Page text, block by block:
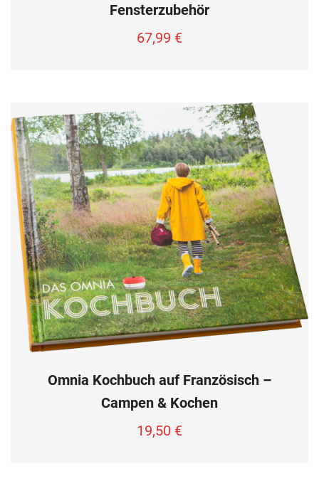
Fensterzubehör
67,99 €
Omnia Kochbuch auf Französisch –
Campen & Kochen
19,50 €